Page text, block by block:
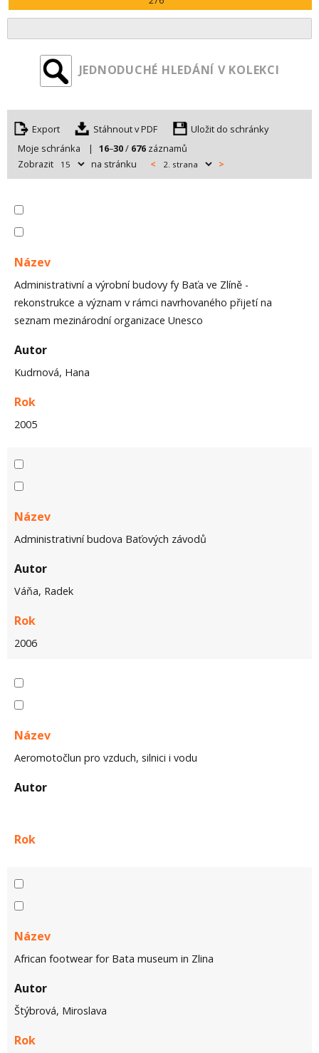
JEDNODUCHÉ HLEDÁNÍ V KOLEKCI
Export
Uložit do schránky
Moje schránka
| 16–30/ 676 záznamů
Zobrazit
na stránku < >
Název
Administrativní a výrobní budovy fy Baťa ve Zlíně -
rekonstrukce a význam v rámci navrhovaného přijetí na
seznam mezinárodní organizace Unesco
Autor
Kudrnová, Hana
Rok
2005
Název
Administrativní budova Baťových závodů
Autor
Váňa, Radek
Rok
2006
Název
Aeromotočlun pro vzduch, silnici i vodu
Autor
Rok
Název
African footwear for Bata museum in Zlina
Autor
Štýbrová, Miroslava
Rok